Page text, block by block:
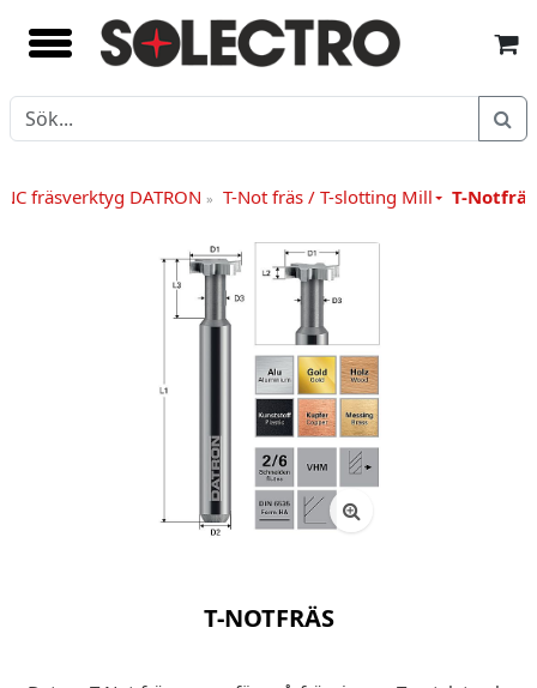
fräsverktyg DATRON » T-Not fräs / T-slotting Mill T-Notfräs
T-NOTFRÄS